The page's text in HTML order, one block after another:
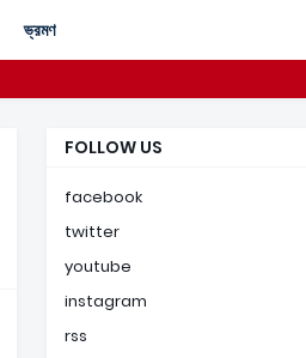
ভ্রমণ
FOLLOW US
facebook
twitter
youtube
instagram
rss